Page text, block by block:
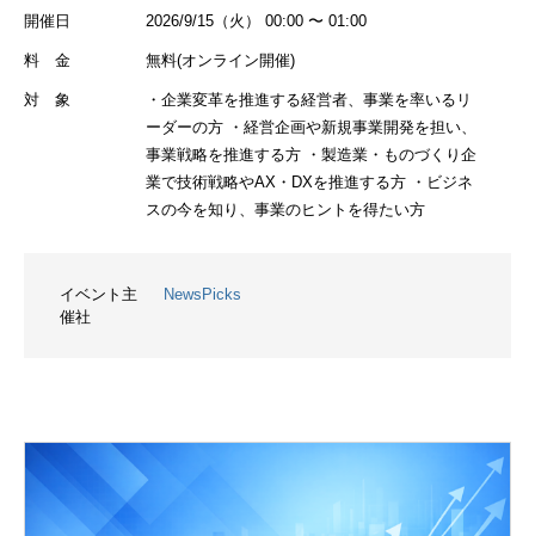
開催日 2026/9/15（火） 00:00 〜 01:00
料 金 無料(オンライン開催)
対 象
・企業変革を推進する経営者、事業を率いるリ
ーダーの方 ・経営企画や新規事業開発を担い、
事業戦略を推進する方 ・製造業・ものづくり企
業で技術戦略やAX・DXを推進する方 ・ビジネ
スの今を知り、事業のヒントを得たい方
イベント主
催社
NewsPicks